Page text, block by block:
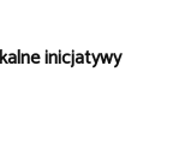
inicjatywy